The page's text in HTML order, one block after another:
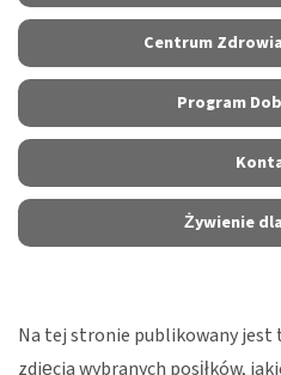
Centrum
Program
Żywienie
Na tej stronie publikowany jest
zdjęcia wybranych posiłków,